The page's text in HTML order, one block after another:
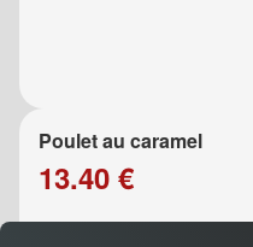
Poulet au caramel
13.40 €